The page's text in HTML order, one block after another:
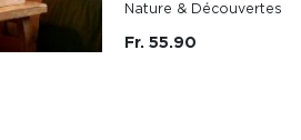
Nature & Découvertes
Fr. 55.90